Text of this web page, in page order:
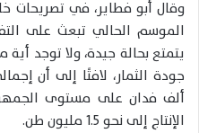
وقال أبو فطاير، في تصريحات
الموسم الحالي تبعث على
يتمتع بحالة جيدة، ولا توجد
ألف فدان على مستوى
الإنتاج إلى نحو 1.5 مليون طن.